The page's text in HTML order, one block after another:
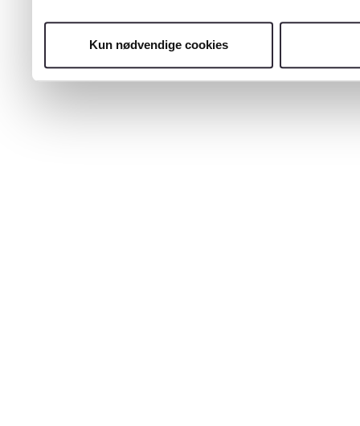
Kun nødvendige cookies